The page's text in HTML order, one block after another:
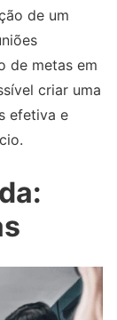
de um
de metas em
criar uma
efetiva e